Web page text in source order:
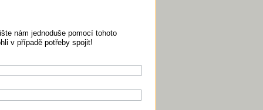
nám jednoduše pomocí tohoto
v případě potřeby spojit!